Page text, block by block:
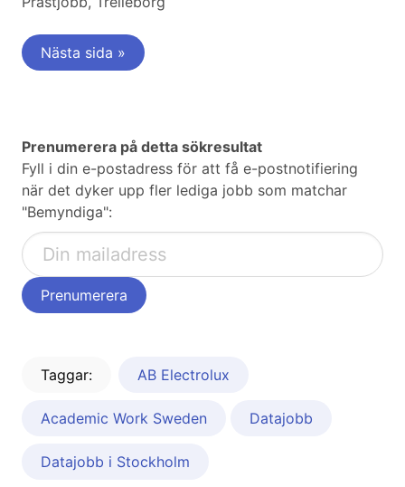
Nästa sida »
Prenumerera på detta sökresultat
Fyll i din e-postadress för att få e-postnotifiering
när det dyker upp fler lediga jobb som matchar
"Bemyndiga":
Taggar: AB Electrolux
Academic Work Sweden Datajobb
Datajobb i Stockholm